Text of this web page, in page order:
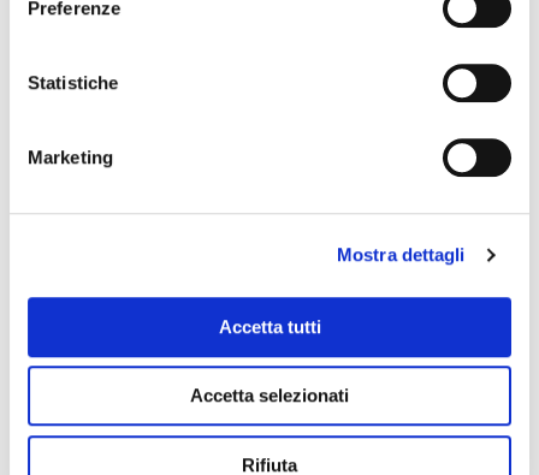
Preferenze
Statistiche
Marketing
Mostra dettagli
Accetta tutti
Accetta selezionati
Rifiuta
Sab 30 Gen 2027
Attivo